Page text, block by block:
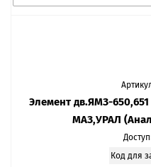
Элемент дв.ЯМЗ-
МАЗ,УРАЛ
Код для